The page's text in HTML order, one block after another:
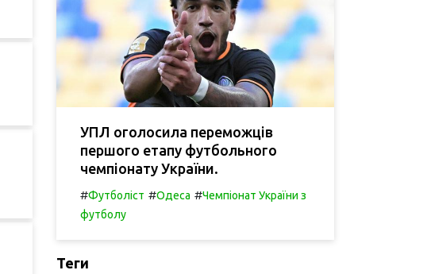
УПЛ оголосила переможців
першого етапу футбольного
чемпіонату України.
#Футболіст #Одеса #Чемпіонат України з
футболу
Теги